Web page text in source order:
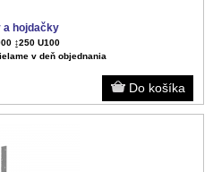
a hojdačky
↨250 U100
v deň objednania